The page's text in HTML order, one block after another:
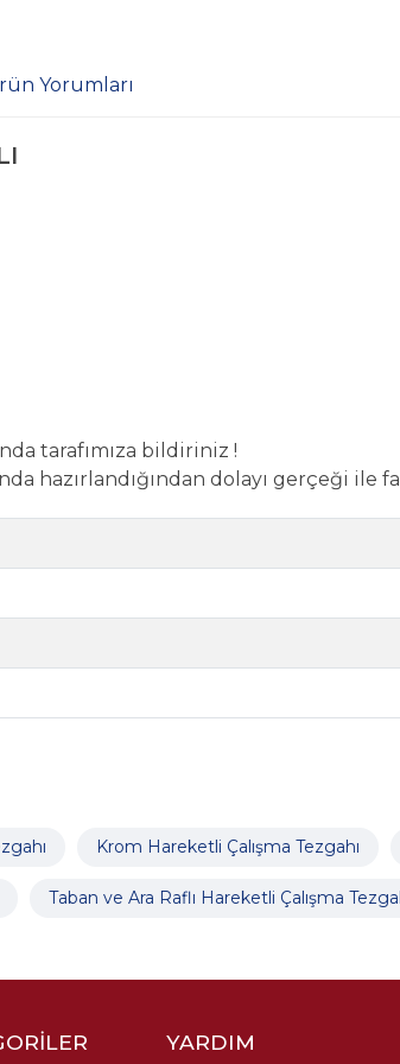
Yorumları
tarafımıza bildiriniz !
hazırlandığından dolayı gerçeği ile
Krom Hareketli Çalışma Tezgahı
Taban ve Ara Raflı Hareketli Çalışma
YARDIM